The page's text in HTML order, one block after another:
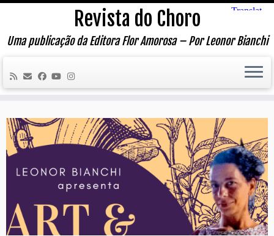
Skip
content
Revista do Choro
Uma publicação da Editora Flor Amorosa – Por Leonor Bianchi